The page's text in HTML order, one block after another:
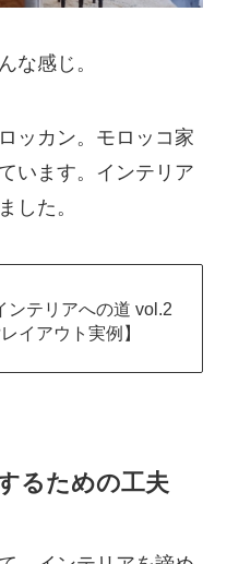
な感じ。
ッカン。モロッコ家
います。インテリア
した。
ンテリアへの道 vol.2
イアウト実例】
るための工夫